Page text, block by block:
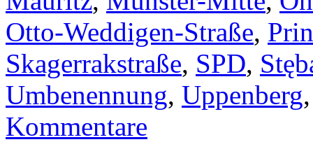
Otto-Weddigen-Straße,
Skagerrakstraße, SPD,
Umbenennung, Uppenberg
Kommentare